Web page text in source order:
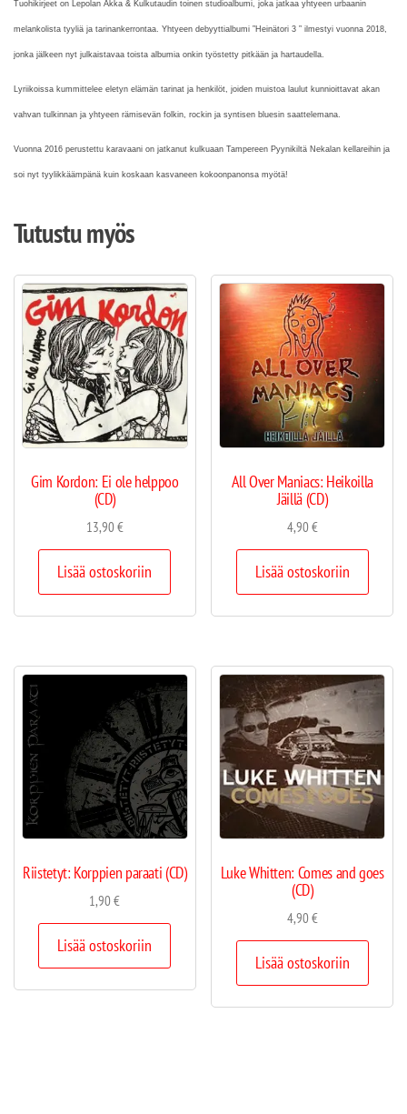
Tuohikirjeet on Lepolan Akka & Kulkutaudin toinen studioalbumi, joka jatkaa yhtyeen urbaanin
melankolista tyyliä ja tarinankerrontaa. Yhtyeen debyyttialbumi ”Heinätori 3 ” ilmestyi vuonna 2018,
jonka jälkeen nyt julkaistavaa toista albumia onkin työstetty pitkään ja hartaudella.
Lyriikoissa kummittelee eletyn elämän tarinat ja henkilöt, joiden muistoa laulut kunnioittavat akan
vahvan tulkinnan ja yhtyeen rämisevän folkin, rockin ja syntisen bluesin saattelemana.
Vuonna 2016 perustettu karavaani on jatkanut kulkuaan Tampereen Pyynikiltä Nekalan kellareihin ja
soi nyt tyylikkäämpänä kuin koskaan kasvaneen kokoonpanonsa myötä!
Tutustu myös
Gim Kordon: Ei ole helppoo
(CD)
13,90€
Lisää ostoskoriin
All Over Maniacs: Heikoilla
Jäillä (CD)
4,90€
Lisää ostoskoriin
Riistetyt: Korppien paraati (CD)
1,90€
Lisää ostoskoriin
Luke Whitten: Comes and goes
(CD)
4,90€
Lisää ostoskoriin